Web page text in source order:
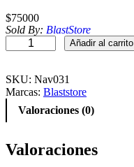
$75000
Sold By: BlastStore
a
i
3
a
n
Añadir al carrito
SKU: Nav031
Marcas: Blaststore
Valoraciones (0)
Valoraciones